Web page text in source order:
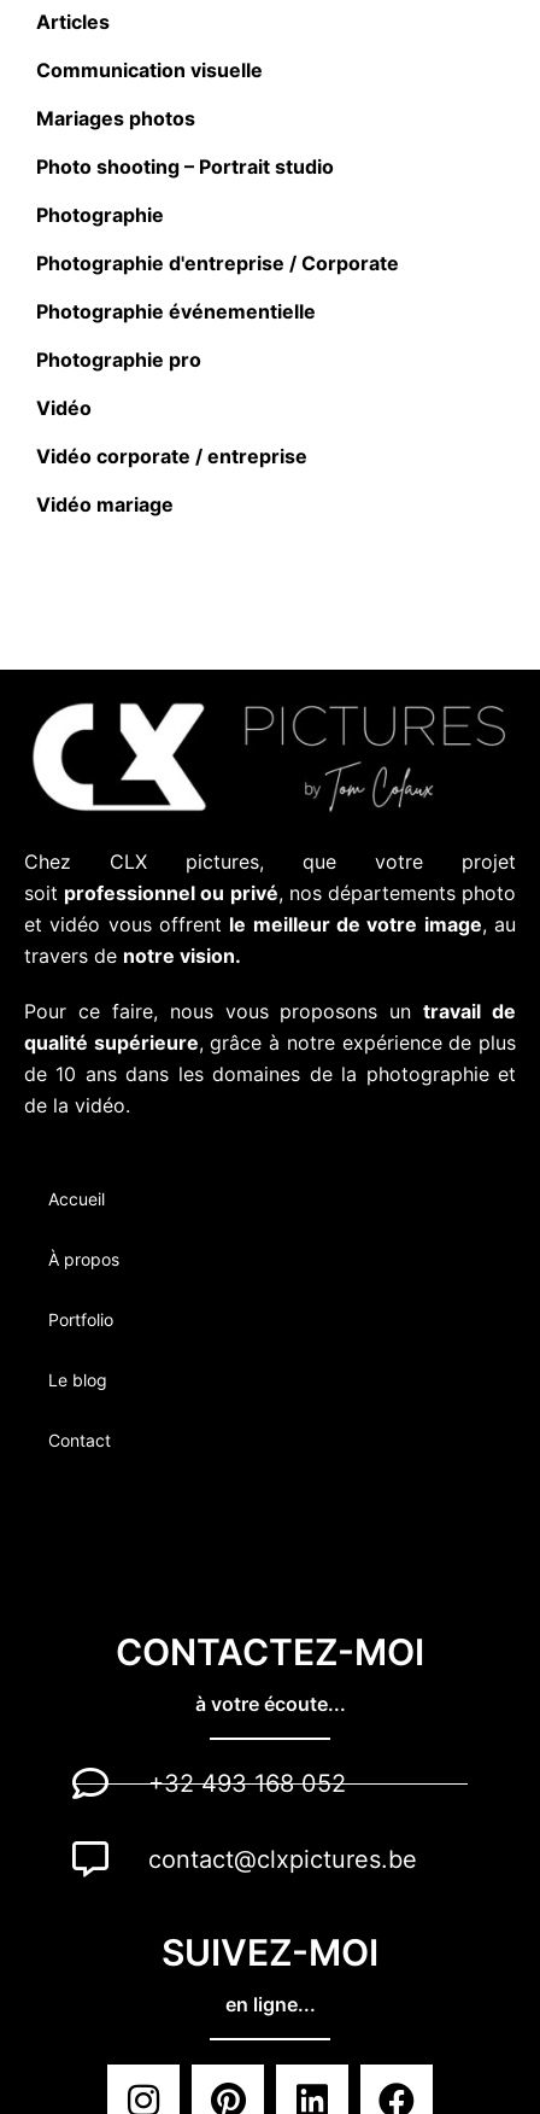
Articles
Communication visuelle
Mariages photos
Photo shooting – Portrait studio
Photographie
Photographie d'entreprise / Corporate
Photographie événementielle
Photographie pro
Vidéo
Vidéo corporate / entreprise
Vidéo mariage
Chez CLX pictures, que votre projet
soit professionnel ou privé, nos départements photo
et vidéo vous offrent le meilleur de votre image, au
travers de notre vision.
Pour ce faire, nous vous proposons untravail de
qualité supérieure, grâce à notre expérience de plus
de 10 ans dans les domaines de la photographie et
de la vidéo.
Accueil
À propos
Portfolio
Le blog
Contact
CONTACTEZ-MOI
à votre écoute...
+32 493 168 052
contact@clxpictures.be
SUIVEZ-MOI
en ligne...